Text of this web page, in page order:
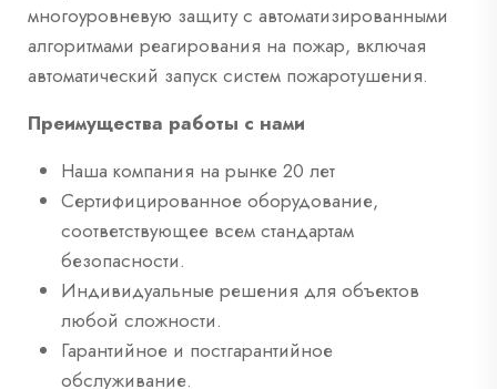
многоуровневую защиту с автоматизированными
алгоритмами реагирования на пожар, включая
автоматический запуск систем пожаротушения.
Преимущества работы с нами
Наша компания на рынке 20 лет
Сертифицированное оборудование,
соответствующее всем стандартам
безопасности.
Индивидуальные решения для объектов
любой сложности.
Гарантийное и постгарантийное
обслуживание.